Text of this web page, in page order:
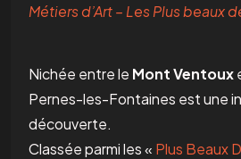
Métiers d’Art – Les Plus beaux
Nichée entre le Mont Ventoux
Pernes-les-Fontaines est une
découverte.
Classée parmi les « Plus Beaux